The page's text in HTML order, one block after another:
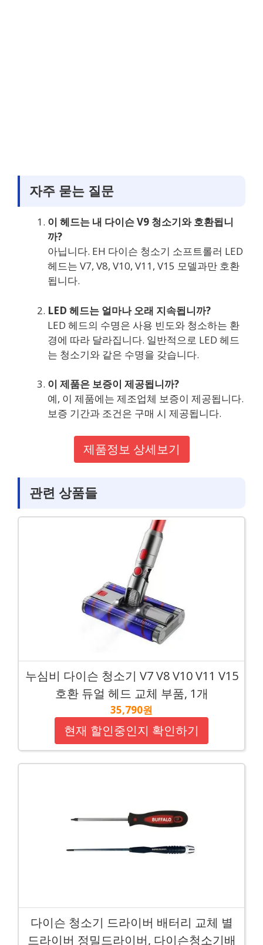
자주 묻는 질문
이 헤드는 내 다이슨 V9 청소기와 호환됩니
까?
아닙니다. EH 다이슨 청소기 소프트롤러 LED
헤드는 V7, V8, V10, V11, V15 모델과만 호환
됩니다.
LED 헤드는 얼마나 오래 지속됩니까?
LED 헤드의 수명은 사용 빈도와 청소하는 환
경에 따라 달라집니다. 일반적으로 LED 헤드
는 청소기와 같은 수명을 갖습니다.
이 제품은 보증이 제공됩니까?
예, 이 제품에는 제조업체 보증이 제공됩니다.
보증 기간과 조건은 구매 시 제공됩니다.
제품정보 상세보기
관련 상품들
누심비 다이슨 청소기 V7 V8 V10 V11 V15
호환 듀얼 헤드 교체 부품, 1개
35,790원
현재 할인중인지 확인하기
다이슨 청소기 드라이버 배터리 교체 별
드라이버 정밀드라이버, 다이슨청소기배